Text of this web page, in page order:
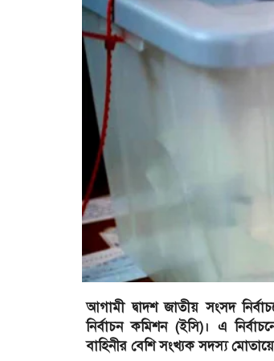
আগামী দ্বাদশ জাতীয় সংসদ
নির্বাচন কমিশন (ইসি)। এ
বাহিনীর বেশি সংখ্যক সদস্য